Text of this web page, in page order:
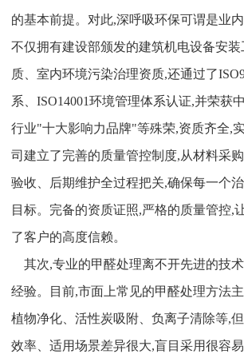
的基本前提。对此,深呼吸环保可谓是业
不仅拥有建设部颁发的建筑机电设备安
质、室内环境污染治理资质,还通过了
系、ISO14001环境管理体系认证,并荣获
行业"十大影响力品牌"等殊荣,资质齐全,
司建立了完善的质量管控制度,从材料采
验收、后期维护全过程把关,确保每一个
目标。完备的资质证照,严格的质量管控,
了客户的高度信赖。
其次,专业的甲醛处理离不开先进的技
经验。目前,市面上常见的甲醛处理方法主
植物净化、活性炭吸附、负离子清除等,但
效率、适用场景差异很大,盲目采用很容